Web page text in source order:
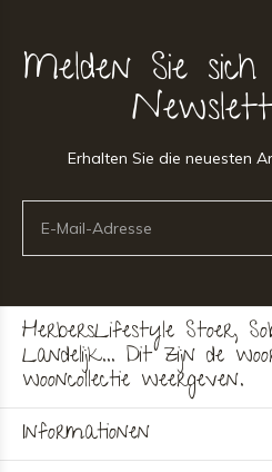
Melden Sie
Erhalten Sie die neuesten
HerbersLifestyle Stoer,
Landelijk... Dit zijn de
wooncollectie weergeven.
Informationen